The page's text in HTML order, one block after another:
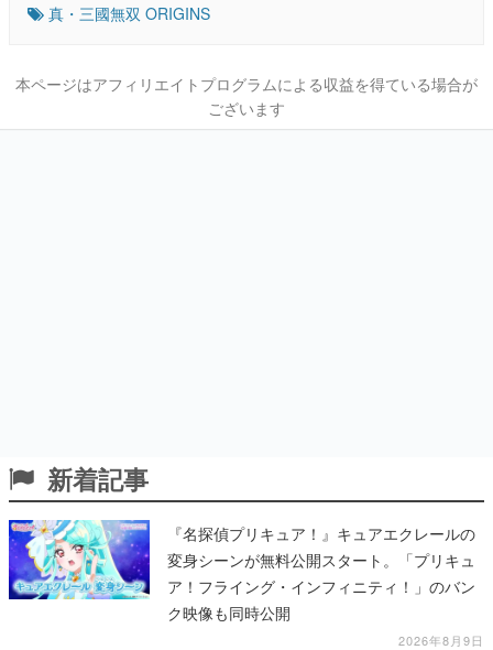
真・三國無双 ORIGINS
本ページはアフィリエイトプログラムによる収益を得ている場合が
ございます
新着記事
『名探偵プリキュア！』キュアエクレールの
変身シーンが無料公開スタート。「プリキュ
ア！フライング・インフィニティ！」のバン
ク映像も同時公開
2026年8月9日